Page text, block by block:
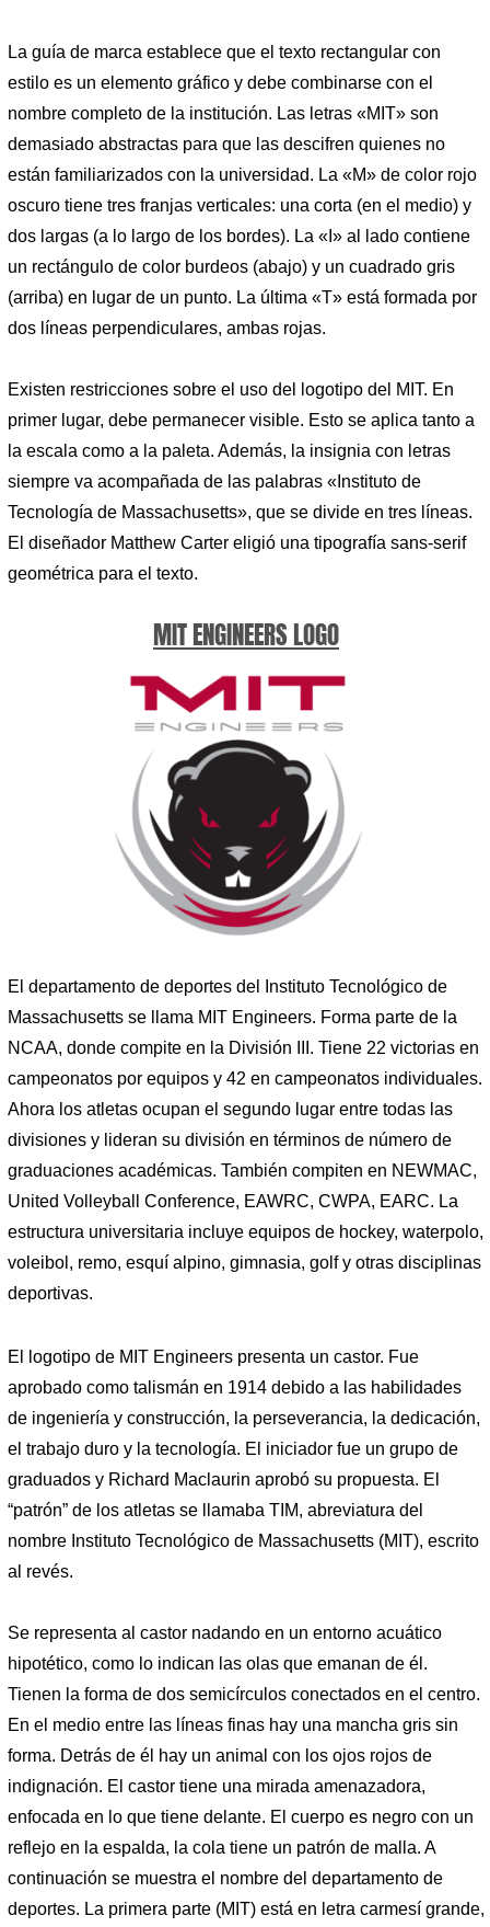
La guía de marca establece que el texto rectangular con
estilo es un elemento gráfico y debe combinarse con el
nombre completo de la institución. Las letras «MIT» son
demasiado abstractas para que las descifren quienes no
están familiarizados con la universidad. La «M» de color rojo
oscuro tiene tres franjas verticales: una corta (en el medio) y
dos largas (a lo largo de los bordes). La «I» al lado contiene
un rectángulo de color burdeos (abajo) y un cuadrado gris
(arriba) en lugar de un punto. La última «T» está formada por
dos líneas perpendiculares, ambas rojas.
Existen restricciones sobre el uso del logotipo del MIT. En
primer lugar, debe permanecer visible. Esto se aplica tanto a
la escala como a la paleta. Además, la insignia con letras
siempre va acompañada de las palabras «Instituto de
Tecnología de Massachusetts», que se divide en tres líneas.
El diseñador Matthew Carter eligió una tipografía sans-serif
geométrica para el texto.
MIT ENGINEERS LOGO
El departamento de deportes del Instituto Tecnológico de
Massachusetts se llama MIT Engineers. Forma parte de la
NCAA, donde compite en la División III. Tiene 22 victorias en
campeonatos por equipos y 42 en campeonatos individuales.
Ahora los atletas ocupan el segundo lugar entre todas las
divisiones y lideran su división en términos de número de
graduaciones académicas. También compiten en NEWMAC,
United Volleyball Conference, EAWRC, CWPA, EARC. La
estructura universitaria incluye equipos de hockey, waterpolo,
voleibol, remo, esquí alpino, gimnasia, golf y otras disciplinas
deportivas.
El logotipo de MIT Engineers presenta un castor. Fue
aprobado como talismán en 1914 debido a las habilidades
de ingeniería y construcción, la perseverancia, la dedicación,
el trabajo duro y la tecnología. El iniciador fue un grupo de
graduados y Richard Maclaurin aprobó su propuesta. El
“patrón” de los atletas se llamaba TIM, abreviatura del
nombre Instituto Tecnológico de Massachusetts (MIT), escrito
al revés.
Se representa al castor nadando en un entorno acuático
hipotético, como lo indican las olas que emanan de él.
Tienen la forma de dos semicírculos conectados en el centro.
En el medio entre las líneas finas hay una mancha gris sin
forma. Detrás de él hay un animal con los ojos rojos de
indignación. El castor tiene una mirada amenazadora,
enfocada en lo que tiene delante. El cuerpo es negro con un
reflejo en la espalda, la cola tiene un patrón de malla. A
continuación se muestra el nombre del departamento de
deportes. La primera parte (MIT) está en letra carmesí grande,